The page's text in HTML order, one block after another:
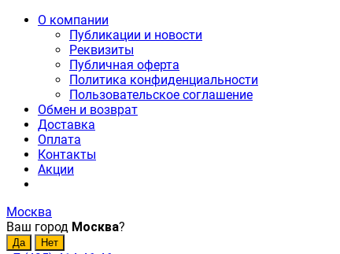
О компании
Публикации и новости
Реквизиты
Публичная оферта
Политика конфиденциальности
Пользовательское соглашение
Обмен и возврат
Доставка
Оплата
Контакты
Акции
Москва
Ваш город Москва?